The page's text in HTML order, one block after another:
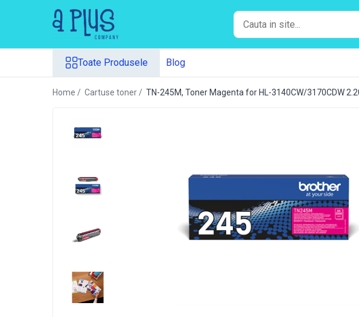
Benzi pentru etichete
Cartuse toner
Toate Produsele Blog
Home / Cartuse toner / TN-245M, Toner Magenta for HL-3140CW/3170CDW